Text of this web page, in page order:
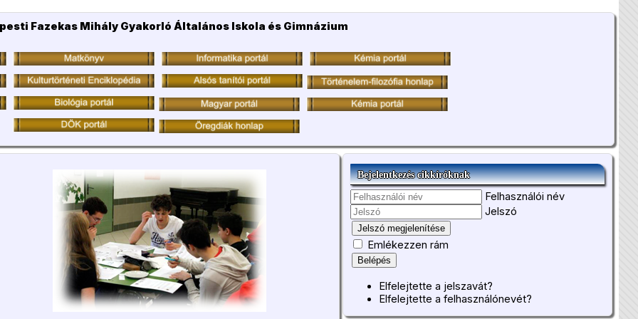
Fazekas Mihály Gyakorló Általános Iskola és Gimnázium
Bejelentkezés cikkíróknak
Felhasználói név
Jelszó
Jelszó megjelenítése
Emlékezzen rám
Belépés
Elfelejtette a jelszavát?
Elfelejtette a felhasználónevét?